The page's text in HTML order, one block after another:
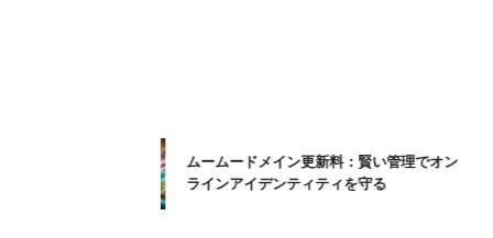
ムームードメイン更新料：賢い管理でオン
ラインアイデンティティを守る